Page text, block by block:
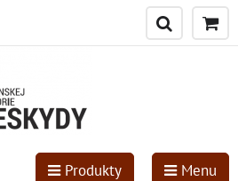
Produkty Menu